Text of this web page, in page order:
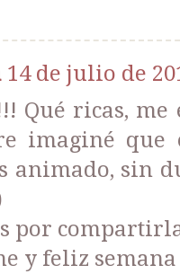
14 de julio de
Qué ricas,
imaginé
animado, sin
por
y feliz semana